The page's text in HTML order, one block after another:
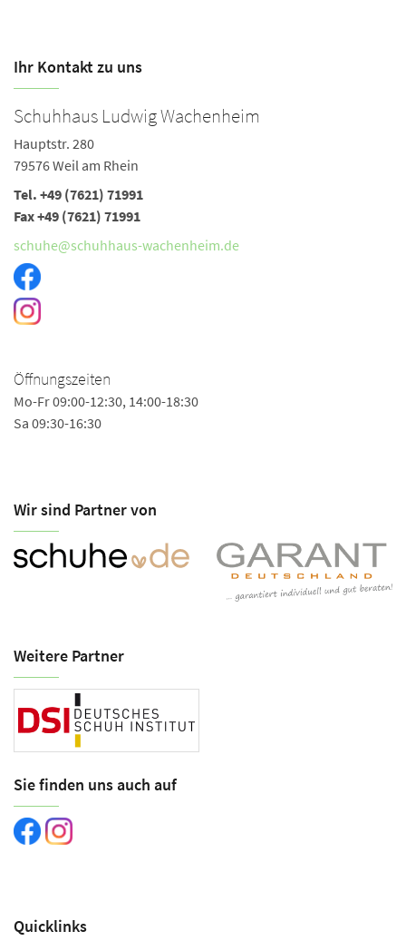
Ihr Kontakt zu uns
Schuhhaus Ludwig Wachenheim
Hauptstr. 280
79576 Weil am Rhein
Tel. +49 (7621) 71991
Fax +49 (7621) 71991
schuhe@schuhhaus-wachenheim.de
Öffnungszeiten
Mo-Fr 09:00-12:30, 14:00-18:30
Sa 09:30-16:30
Wir sind Partner von
Weitere Partner
Sie finden uns auch auf
Quicklinks